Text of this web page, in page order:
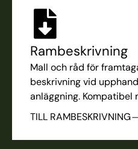
Rambeskrivning
Mall och råd för
beskrivning vid
anläggning. Kompatibel
TILL RAMBESKRIVNING